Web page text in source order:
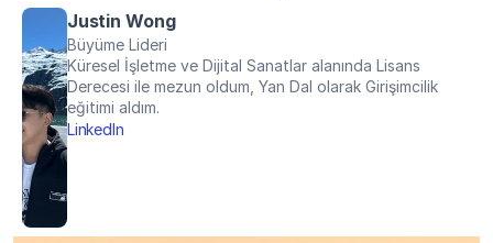
Justin Wong
Büyüme Lideri
Küresel İşletme ve Dijital Sanatlar alanında Lisans
Derecesi ile mezun oldum, Yan Dal olarak Girişimcilik
eğitimi aldım.
LinkedIn